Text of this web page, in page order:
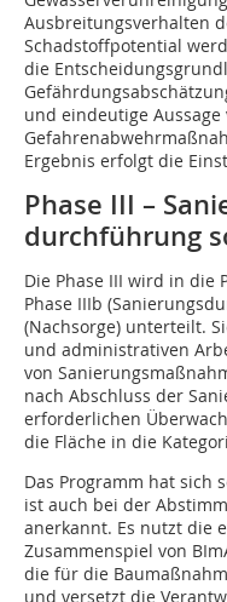
Ausbreitungsverhalten
Schadstoffpotential
die
und eindeutige Aussage
Ergebnis erfolgt die
Phase III –
durchführung
Die Phase III wird in die
Phase IIIb
(Nachsorge) unterteilt.
und administrativen
von
nach Abschluss der
erforderlichen
die Fläche in die
Das Programm hat sich
ist auch bei der
anerkannt. Es nutzt die
Zusammenspiel von
die für die
und versetzt die